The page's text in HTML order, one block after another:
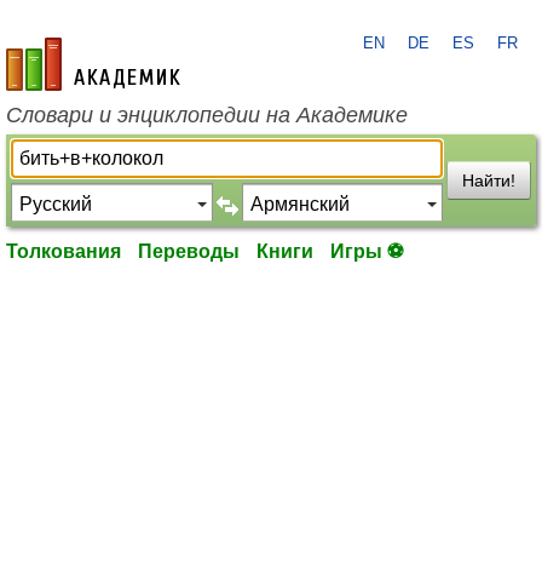
academic.ru
EN DE ES FR
Словари и энциклопедии на Академике
Найти!
Толкования Переводы Книги Игры ⚽